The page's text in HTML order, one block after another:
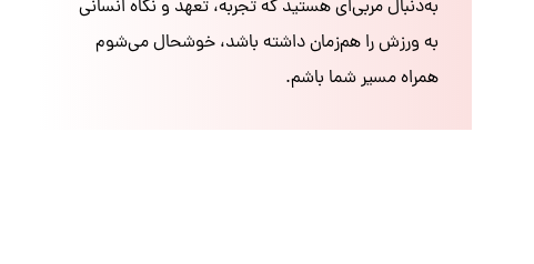
به‌دنبال مربی‌ای هستید که تجربه، تعهد و نگاه انسانی
به ورزش را هم‌زمان داشته باشد، خوشحال می‌شوم
همراه مسیر شما باشم.